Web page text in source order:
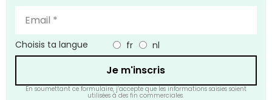
Choisis ta langue fr nl
Je m'inscris
En soumettant ce formulaire, j’accepte que les informations saisies soient
utilisées à des fin commerciales.